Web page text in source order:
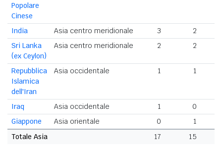
Popolare
Cinese
India Asia centro meridionale 3 2
Sri Lanka
(ex Ceylon)
Asia centro meridionale 2 2
Repubblica
Islamica
dell'Iran
Asia occidentale 1 1
Iraq Asia occidentale 1 0
Giappone
Asia orientale 0 1
Totale Asia
17 15